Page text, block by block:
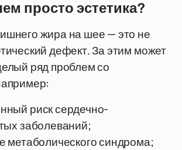
просто эстетика?
жира на шее — это не
дефект. За этим может
ряд проблем со
риск сердечно-
заболеваний;
метаболического синдрома;